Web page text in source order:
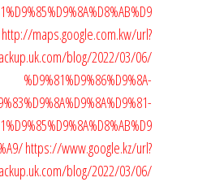
http://maps.google.com.kw/url?
blog/2022/03/06/
%D9%81%D9%86%D9%8A-
https://www.google.kz/url?
blog/2022/03/06/